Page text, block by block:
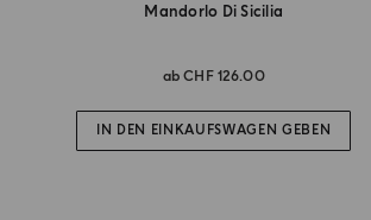
Mandorlo Di Sicilia
abCHF 126.00
IN DEN EINKAUFSWAGEN GEBEN